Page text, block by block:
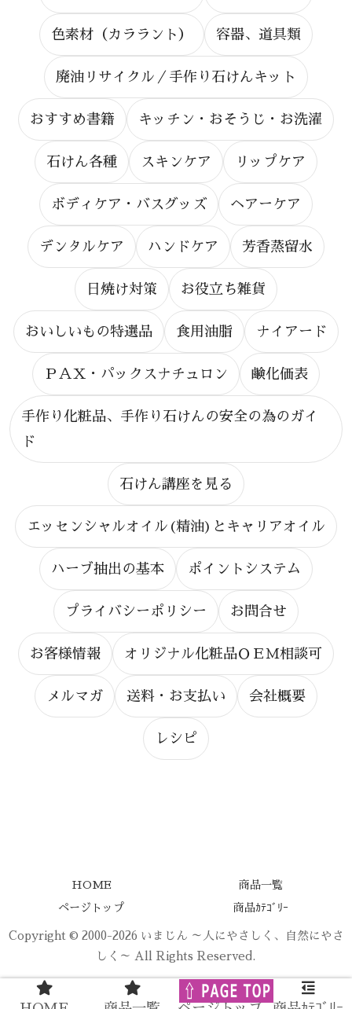
色素材（カララント） 容器、道具類
廃油リサイクル／手作り石けんキット
おすすめ書籍 キッチン・おそうじ・お洗濯
石けん各種 スキンケア リップケア
ボディケア・バスグッズ ヘアーケア
デンタルケア ハンドケア 芳香蒸留水
日焼け対策 お役立ち雑貨
おいしいもの特選品 食用油脂 ナイアード
ＰＡＸ・パックスナチュロン 鹸化価表
手作り化粧品、手作り石けんの安全の為のガイ
ド
石けん講座を見る
エッセンシャルオイル(精油)とキャリアオイル
ハーブ抽出の基本 ポイントシステム
プライバシーポリシー お問合せ
お客様情報 オリジナル化粧品ＯＥＭ相談可
メルマガ 送料・お支払い 会社概要
レシピ
HOME 商品一覧
ページトップ 商品ｶﾃｺﾞﾘｰ
Copyright © 2000-2026 いまじん ～人にやさしく、自然にやさ
しく～ All Rights Reserved.